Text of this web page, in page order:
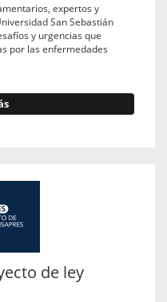
expertos y
San Sebastián
y urgencias que
por las enfermedades
de ley